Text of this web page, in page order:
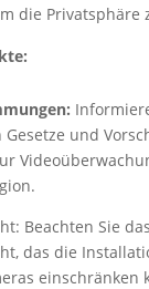
die Privatsphäre
und
Beachten Sie das
das die
einschränken